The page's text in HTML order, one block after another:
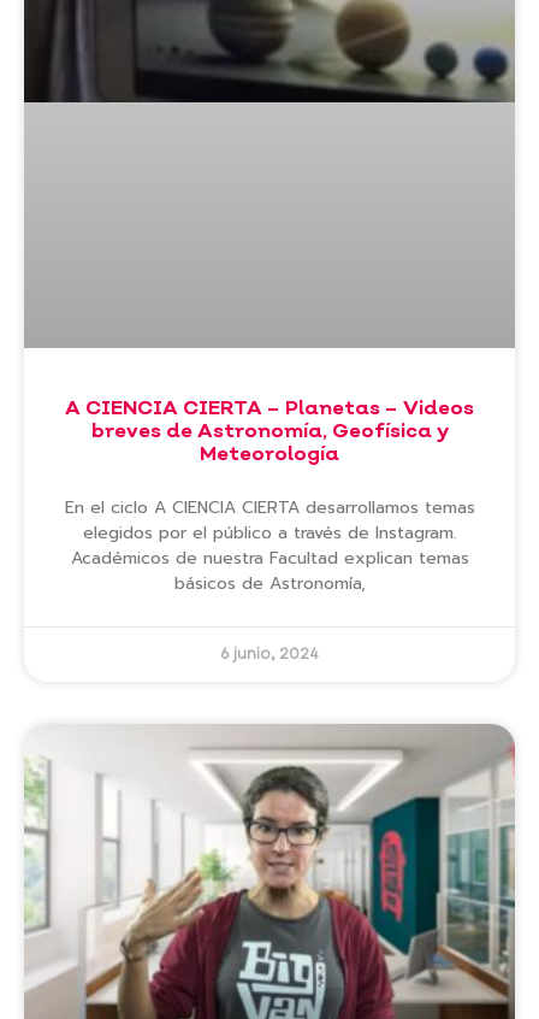
A CIENCIA CIERTA – Planetas – Videos
breves de Astronomía, Geofísica y
Meteorología
En el ciclo A CIENCIA CIERTA desarrollamos temas
elegidos por el público a través de Instagram.
Académicos de nuestra Facultad explican temas
básicos de Astronomía,
6 junio, 2024